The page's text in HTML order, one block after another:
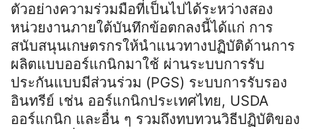
ตัวอย่างความร่วมมือที่เป็นไปได้ระหว่างสอง
หน่วยงานภายใต้บันทึกข้อตกลงนี้ได้แก่ การ
สนับสนุนเกษตรกรให้นำแนวทางปฏิบัติด้านการ
ผลิตแบบออร์แกนิกมาใช้ ผ่านระบบการรับ
ประกันแบบมีส่วนร่วม (PGS) ระบบการรับรอง
อินทรีย์ เช่น ออร์แกนิกประเทศไทย, USDA
ออร์แกนิก และอื่น ๆ รวมถึงทบทวนวิธีปฏิบัติของ